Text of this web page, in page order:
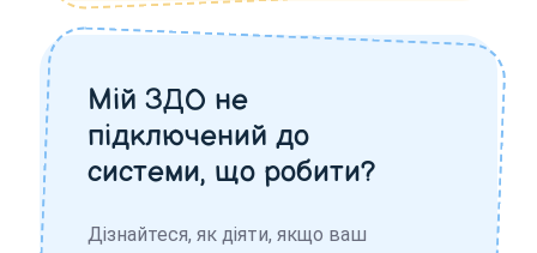
Мій ЗДО не
підключений до
системи, що робити?
Дізнайтеся, як діяти, якщо ваш